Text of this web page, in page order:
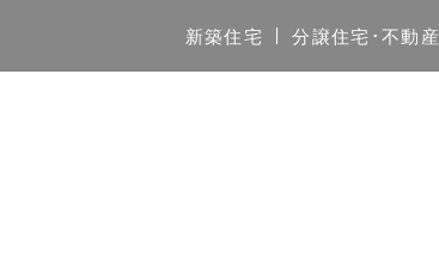
新築住宅 分譲住宅･不動産